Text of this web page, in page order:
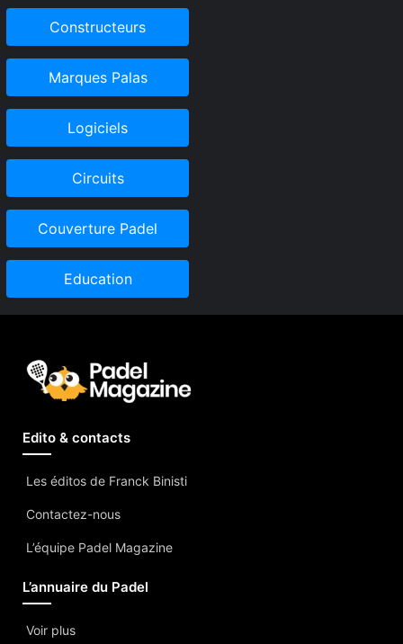
Constructeurs
Marques Palas
Logiciels
Circuits
Couverture Padel
Education
Edito & contacts
Les éditos de Franck Binisti
Contactez-nous
L’équipe Padel Magazine
L’annuaire du Padel
Voir plus